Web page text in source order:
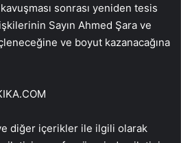
sonrası yeniden tesis
Sayın Ahmed Şara ve
ve boyut kazanacağına
diğer içerikler ile ilgili olarak